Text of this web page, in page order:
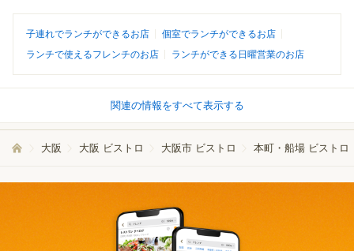
子連れでランチができるお店
個室でランチができるお店
ランチで使えるフレンチのお店
ランチができる日曜営業のお店
関連の情報をすべて表示する
大阪 大阪 ビストロ 大阪市 ビストロ 本町・船場 ビストロ